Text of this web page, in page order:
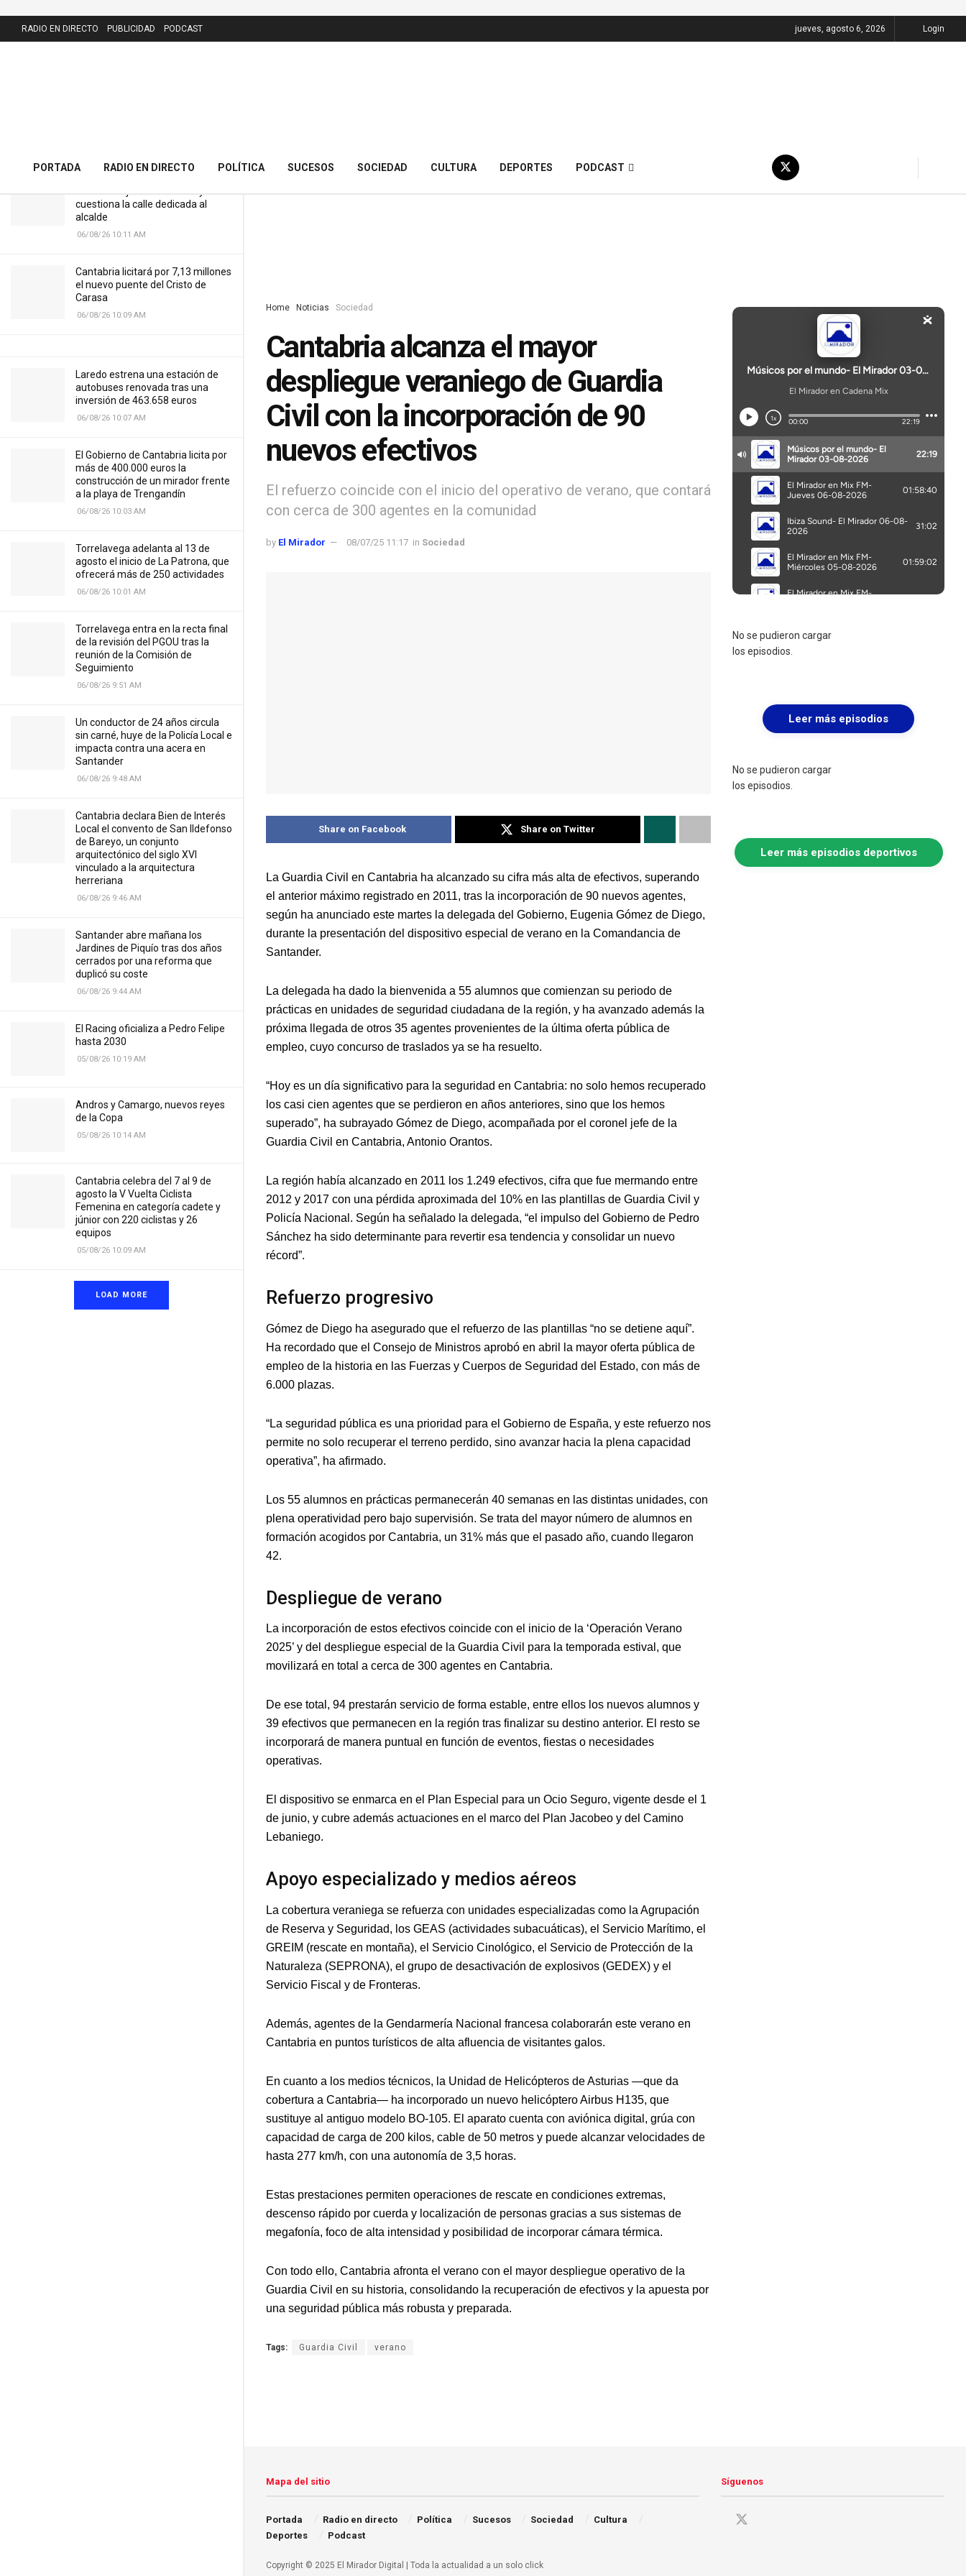
cuestiona la calle dedicada al
alcalde
06/08/26 10:11 AM
Cantabria licitará por 7,13 millones
el nuevo puente del Cristo de
Carasa
06/08/26 10:09 AM
Laredo estrena una estación de
autobuses renovada tras una
inversión de 463.658 euros
06/08/26 10:07 AM
El Gobierno de Cantabria licita por
más de 400.000 euros la
construcción de un mirador frente
a la playa de Trengandín
06/08/26 10:03 AM
Torrelavega adelanta al 13 de
agosto el inicio de La Patrona, que
ofrecerá más de 250 actividades
06/08/26 10:01 AM
Torrelavega entra en la recta final
de la revisión del PGOU tras la
reunión de la Comisión de
Seguimiento
06/08/26 9:51 AM
Un conductor de 24 años circula
sin carné, huye de la Policía Local e
impacta contra una acera en
Santander
06/08/26 9:48 AM
Cantabria declara Bien de Interés
Local el convento de San Ildefonso
de Bareyo, un conjunto
arquitectónico del siglo XVI
vinculado a la arquitectura
herreriana
06/08/26 9:46 AM
Santander abre mañana los
Jardines de Piquío tras dos años
cerrados por una reforma que
duplicó su coste
06/08/26 9:44 AM
El Racing oficializa a Pedro Felipe
hasta 2030
05/08/26 10:19 AM
Andros y Camargo, nuevos reyes
de la Copa
05/08/26 10:14 AM
Cantabria celebra del 7 al 9 de
agosto la V Vuelta Ciclista
Femenina en categoría cadete y
júnior con 220 ciclistas y 26
equipos
05/08/26 10:09 AM
LOAD MORE
RADIO EN DIRECTO PUBLICIDAD PODCAST jueves, agosto 6, 2026 Login
PORTADA RADIO EN DIRECTO POLÍTICA SUCESOS SOCIEDAD CULTURA DEPORTES PODCAST
Home Noticias Sociedad
Cantabria alcanza el mayor
despliegue veraniego de Guardia
Civil con la incorporación de 90
nuevos efectivos
El refuerzo coincide con el inicio del operativo de verano, que contará
con cerca de 300 agentes en la comunidad
by El Mirador 08/07/25 11:17 in Sociedad
Share on Facebook Share on Twitter
La Guardia Civil en Cantabria ha alcanzado su cifra más alta de efectivos, superando
el anterior máximo registrado en 2011, tras la incorporación de 90 nuevos agentes,
según ha anunciado este martes la delegada del Gobierno, Eugenia Gómez de Diego,
durante la presentación del dispositivo especial de verano en la Comandancia de
Santander.
La delegada ha dado la bienvenida a 55 alumnos que comienzan su periodo de
prácticas en unidades de seguridad ciudadana de la región, y ha avanzado además la
próxima llegada de otros 35 agentes provenientes de la última oferta pública de
empleo, cuyo concurso de traslados ya se ha resuelto.
“Hoy es un día significativo para la seguridad en Cantabria: no solo hemos recuperado
los casi cien agentes que se perdieron en años anteriores, sino que los hemos
superado”, ha subrayado Gómez de Diego, acompañada por el coronel jefe de la
Guardia Civil en Cantabria, Antonio Orantos.
La región había alcanzado en 2011 los 1.249 efectivos, cifra que fue mermando entre
2012 y 2017 con una pérdida aproximada del 10% en las plantillas de Guardia Civil y
Policía Nacional. Según ha señalado la delegada, “el impulso del Gobierno de Pedro
Sánchez ha sido determinante para revertir esa tendencia y consolidar un nuevo
récord”.
Refuerzo progresivo
Gómez de Diego ha asegurado que el refuerzo de las plantillas “no se detiene aquí”.
Ha recordado que el Consejo de Ministros aprobó en abril la mayor oferta pública de
empleo de la historia en las Fuerzas y Cuerpos de Seguridad del Estado, con más de
6.000 plazas.
“La seguridad pública es una prioridad para el Gobierno de España, y este refuerzo nos
permite no solo recuperar el terreno perdido, sino avanzar hacia la plena capacidad
operativa”, ha afirmado.
Los 55 alumnos en prácticas permanecerán 40 semanas en las distintas unidades, con
plena operatividad pero bajo supervisión. Se trata del mayor número de alumnos en
formación acogidos por Cantabria, un 31% más que el pasado año, cuando llegaron
42.
Despliegue de verano
La incorporación de estos efectivos coincide con el inicio de la ‘Operación Verano
2025’ y del despliegue especial de la Guardia Civil para la temporada estival, que
movilizará en total a cerca de 300 agentes en Cantabria.
De ese total, 94 prestarán servicio de forma estable, entre ellos los nuevos alumnos y
39 efectivos que permanecen en la región tras finalizar su destino anterior. El resto se
incorporará de manera puntual en función de eventos, fiestas o necesidades
operativas.
El dispositivo se enmarca en el Plan Especial para un Ocio Seguro, vigente desde el 1
de junio, y cubre además actuaciones en el marco del Plan Jacobeo y del Camino
Lebaniego.
Apoyo especializado y medios aéreos
La cobertura veraniega se refuerza con unidades especializadas como la Agrupación
de Reserva y Seguridad, los GEAS (actividades subacuáticas), el Servicio Marítimo, el
GREIM (rescate en montaña), el Servicio Cinológico, el Servicio de Protección de la
Naturaleza (SEPRONA), el grupo de desactivación de explosivos (GEDEX) y el
Servicio Fiscal y de Fronteras.
Además, agentes de la Gendarmería Nacional francesa colaborarán este verano en
Cantabria en puntos turísticos de alta afluencia de visitantes galos.
En cuanto a los medios técnicos, la Unidad de Helicópteros de Asturias —que da
cobertura a Cantabria— ha incorporado un nuevo helicóptero Airbus H135, que
sustituye al antiguo modelo BO-105. El aparato cuenta con aviónica digital, grúa con
capacidad de carga de 200 kilos, cable de 50 metros y puede alcanzar velocidades de
hasta 277 km/h, con una autonomía de 3,5 horas.
Estas prestaciones permiten operaciones de rescate en condiciones extremas,
descenso rápido por cuerda y localización de personas gracias a sus sistemas de
megafonía, foco de alta intensidad y posibilidad de incorporar cámara térmica.
Con todo ello, Cantabria afronta el verano con el mayor despliegue operativo de la
Guardia Civil en su historia, consolidando la recuperación de efectivos y la apuesta por
una seguridad pública más robusta y preparada.
Tags: Guardia Civil verano
No se pudieron cargar
los episodios.
Leer más episodios
No se pudieron cargar
los episodios.
Leer más episodios deportivos
Copyright © 2025 El Mirador Digital | Toda la actualidad a un solo click
Mapa del sitio
Portada Radio en directo Política Sucesos Sociedad
Cultura
Deportes
Podcast
Síguenos